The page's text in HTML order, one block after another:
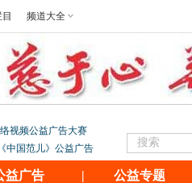
频道大全
视频公益广告大赛
《中国范儿》公益广告
益广告 | 公益专题